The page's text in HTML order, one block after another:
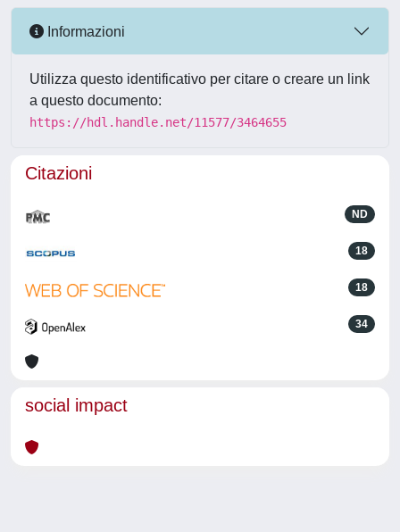
Informazioni
Utilizza questo identificativo per citare o creare un link
a questo documento:
https://hdl.handle.net/11577/3464655
Citazioni
ND
18
18
34
social impact